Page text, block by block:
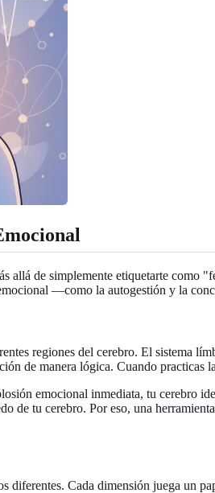
allá de simplemente etiquetarte
—como la autogestión y la
regiones del cerebro. El sistema
de manera lógica. Cuando practicas
emocional inmediata, tu
de tu cerebro. Por eso, una
diferentes. Cada dimensión juega un